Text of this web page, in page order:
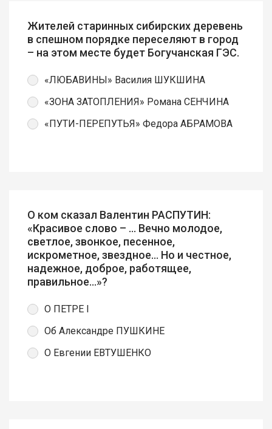
Жителей старинных сибирских деревень
в спешном порядке переселяют в город
– на этом месте будет Богучанская ГЭС.
«ЛЮБАВИНЫ» Василия ШУКШИНА
«ЗОНА ЗАТОПЛЕНИЯ» Романа СЕНЧИНА
«ПУТИ-ПЕРЕПУТЬЯ» Федора АБРАМОВА
О ком сказал Валентин РАСПУТИН:
«Красивое слово – ... Вечно молодое,
светлое, звонкое, песенное,
искрометное, звездное... Но и честное,
надежное, доброе, работящее,
правильное...»?
О ПЕТРЕ I
Об Александре ПУШКИНЕ
О Евгении ЕВТУШЕНКО